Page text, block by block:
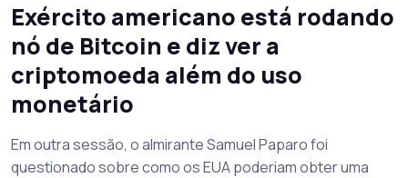
Exército americano está rodando
nó de Bitcoin e diz ver a
criptomoeda além do uso
monetário
Em outra sessão, o almirante Samuel Paparo foi
questionado sobre como os EUA poderiam obter uma